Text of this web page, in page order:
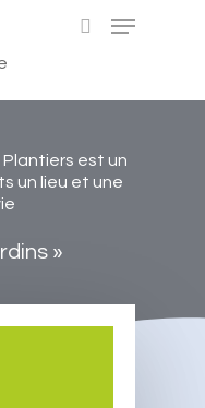
est un
un lieu et une
»